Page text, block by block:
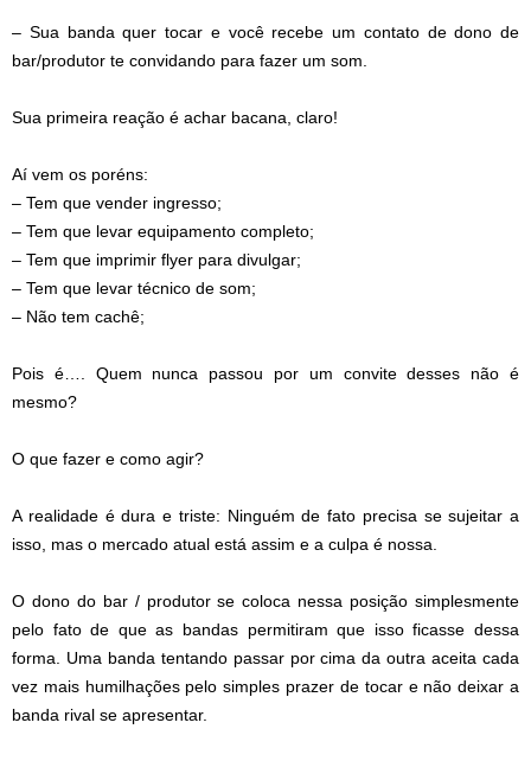
– Sua banda quer tocar e você recebe um contato de dono de
bar/produtor te convidando para fazer um som.
Sua primeira reação é achar bacana, claro!
Aí vem os poréns:
– Tem que vender ingresso;
– Tem que levar equipamento completo;
– Tem que imprimir flyer para divulgar;
– Tem que levar técnico de som;
– Não tem cachê;
Pois é…. Quem nunca passou por um convite desses não é
mesmo?
O que fazer e como agir?
A realidade é dura e triste: Ninguém de fato precisa se sujeitar a
isso, mas o mercado atual está assim e a culpa é nossa.
O dono do bar / produtor se coloca nessa posição simplesmente
pelo fato de que as bandas permitiram que isso ficasse dessa
forma. Uma banda tentando passar por cima da outra aceita cada
vez mais humilhações pelo simples prazer de tocar e não deixar a
banda rival se apresentar.